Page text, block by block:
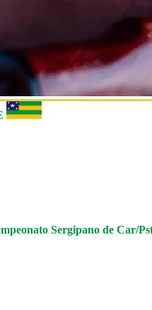
Sergipano de Car/